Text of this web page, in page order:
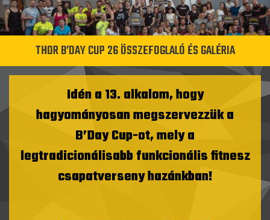
THOR B’DAY CUP 26 ÖSSZEFOGLALÓ ÉS GALÉRIA
Idén a 13. alkalom, hogy
hagyományosan megszervezzük a
B’Day Cup-ot, mely a
legtradicionálisabb funkcionális fitnesz
csapatverseny hazánkban!